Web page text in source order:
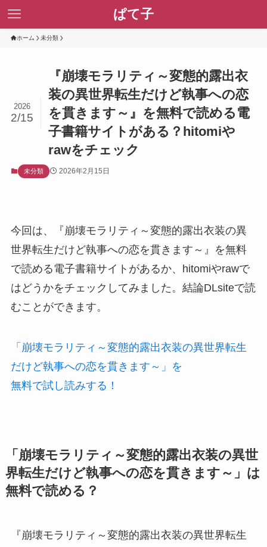
ぱて子
ホーム 未分類
『崩壊モラリティ～変態的露出衣
装の異世界転生だけど執事への恋
を貫きます～』を無料で読める電
子書籍サイトがある？hitomiや
rawをチェック
2026
2/15
未分類 2026年2月15日
今回は、『崩壊モラリティ～変態的露出衣装の異
世界転生だけど執事への恋を貫きます～』を無料
で読める電子書籍サイトがあるか、hitomiやrawで
はどうかをチェックしてみました。結論DLsiteで読
むことができます。
「崩壊モラリティ～変態的露出衣装の異世界転生
だけど執事への恋を貫きます～」を
無料で試し読みする！
「崩壊モラリティ～変態的露出衣装の異世
界転生だけど執事への恋を貫きます～」は
無料で読める？
『崩壊モラリティ～変態的露出衣装の異世界転生